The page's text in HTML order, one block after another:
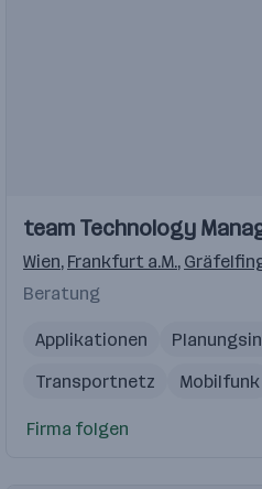
Einblicke
team Technology
Wien, Frankfurt a.M.,
Beratung
Applikationen
Transportnetz
Mobilfunk
GSM-R
Consultant
Firma folgen